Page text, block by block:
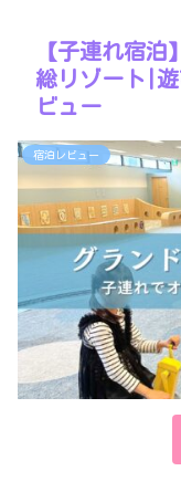
【子連れ宿
総リゾート|
ビュー
宿泊レビュー